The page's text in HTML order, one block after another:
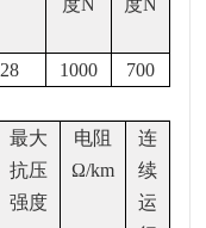
度N
度N
28 1000 700
最大
抗压
强度
电阻
Ω/km
连
续
运